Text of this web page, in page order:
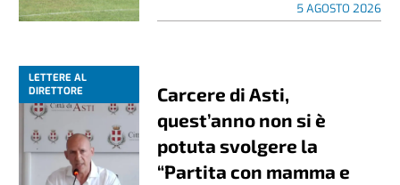
5 AGOSTO 2026
LETTERE AL
DIRETTORE
Carcere di Asti,
quest’anno non si è
potuta svolgere la
“Partita con mamma e